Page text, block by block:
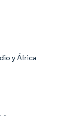
y África